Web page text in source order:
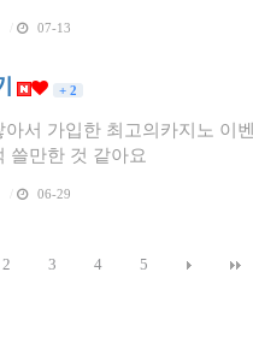
07-13
+ 2
아서 가입한 최고의카지노 이
쓸만한 것 같아요
06-29
2 3 4 5